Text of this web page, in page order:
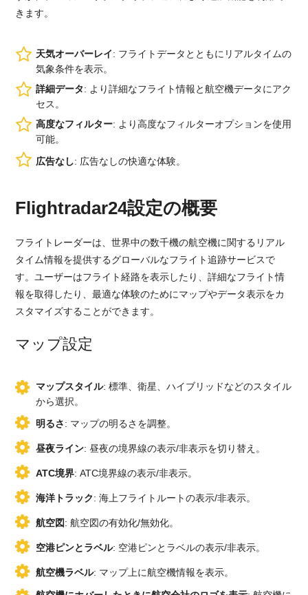
きます。
天気オーバーレイ: フライトデータとともにリアルタイムの
気象条件を表示。
詳細データ: より詳細なフライト情報と航空機データにアク
セス。
高度なフィルター: より高度なフィルターオプションを使用
可能。
広告なし: 広告なしの快適な体験。
Flightradar24設定の概要
フライトレーダーは、世界中の数千機の航空機に関するリアル
タイム情報を提供するグローバルなフライト追跡サービスで
す。ユーザーはフライト経路を表示したり、詳細なフライト情
報を取得したり、最適な体験のためにマップやデータ表示をカ
スタマイズすることができます。
マップ設定
マップスタイル: 標準、衛星、ハイブリッドなどのスタイル
から選択。
明るさ: マップの明るさを調整。
昼夜ライン: 昼夜の境界線の表示/非表示を切り替え。
ATC境界: ATC境界線の表示/非表示。
海洋トラック: 海上フライトルートの表示/非表示。
航空図: 航空図の有効化/無効化。
空港ピンとラベル: 空港ピンとラベルの表示/非表示。
航空機ラベル: マップ上に航空機情報を表示。